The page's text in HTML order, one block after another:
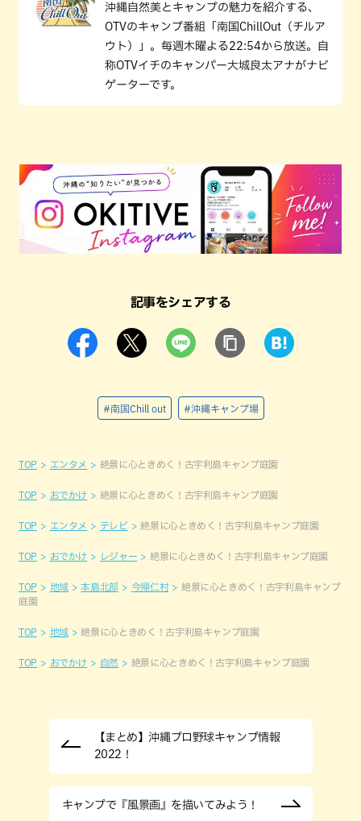
沖縄自然美とキャンプの魅力を紹介する、
OTVのキャンプ番組「南国ChillOut（チルア
ウト）」。毎週木曜よる22:54から放送。自
称OTVイチのキャンパー大城良太アナがナビ
ゲーターです。
記事をシェアする
#南国Chill out #沖縄キャンプ場
TOP エンタメ 絶景に心ときめく！古宇利島キャンプ庭園
TOP おでかけ 絶景に心ときめく！古宇利島キャンプ庭園
TOP エンタメ テレビ 絶景に心ときめく！古宇利島キャンプ庭園
TOP おでかけ レジャー 絶景に心ときめく！古宇利島キャンプ庭園
TOP 地域 本島北部 今帰仁村
絶景に心ときめく！古宇利島キャンプ
庭園
TOP 地域 絶景に心ときめく！古宇利島キャンプ庭園
TOP おでかけ 自然 絶景に心ときめく！古宇利島キャンプ庭園
【まとめ】沖縄プロ野球キャンプ情報
2022！
キャンプで『風景画』を描いてみよう！